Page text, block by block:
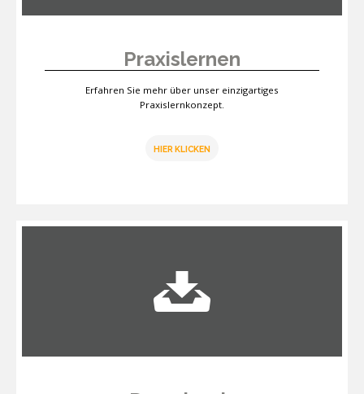
Praxislernen
Erfahren Sie mehr über unser einzigartiges
Praxislernkonzept.
HIER KLICKEN